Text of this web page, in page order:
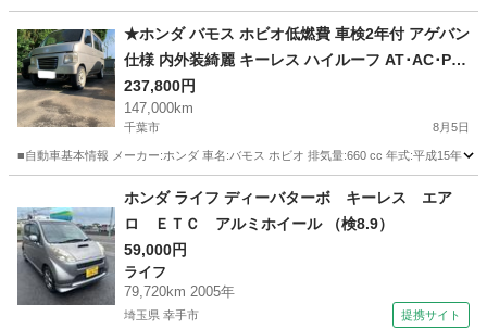
ホンダ 車両
★ホンダ バモス ホビオ低燃費 車検2年付 アゲバン
仕様 内外装綺麗 キーレス ハイルーフ AT･AC･PS
バンパー前後カットカスタム仕様車両☆
237,800円
147,000km
千葉市 8月5日
■自動車基本情報 メーカー:ホンダ 車名:バモス ホビオ 排気量:660 cc 年式:平成15年（
ホンダ 車両
ホンダ ライフ ディーバターボ キーレス エア
ロ ＥＴＣ アルミホイール （検8.9）
59,000円
ライフ
79,720km 2005年
埼玉県 幸手市 提携サイト